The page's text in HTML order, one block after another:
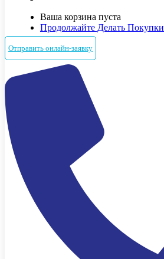
Ваша корзина пуста
Продолжайте Делать Покупки
Отправить онлайн-заявку